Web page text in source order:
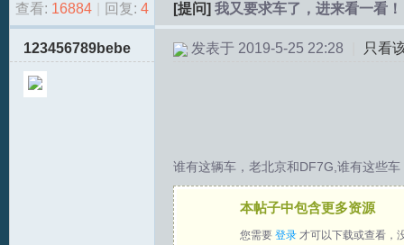
模» › › ›
查看: 16884 回复: 4 [提问] 我又要求车了，进来看一看！
123456789bebe 发表于 2019-5-25 22:28 只看
谁有这辆车，老北京和DF7G,谁有这些
本帖子中包含更多资源
您需要 登录 才可以下载或查看，